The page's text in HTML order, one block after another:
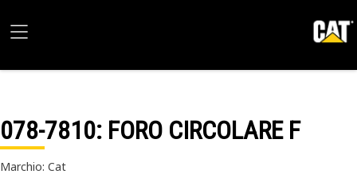
078-7810: FORO CIRCOLARE F
Marchio: Cat